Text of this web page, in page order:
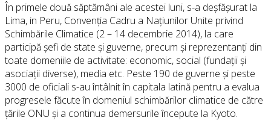
În primele două săptămâni ale acestei luni, s-a deșfășurat la
Lima, in Peru, Convenția Cadru a Națiunilor Unite privind
Schimbările Climatice (2 – 14 decembrie 2014), la care
participă șefi de state și guverne, precum și reprezentanți din
toate domeniile de activitate: economic, social (fundații și
asociații diverse), media etc. Peste 190 de guverne și peste
3000 de oficiali s-au întâlnit în capitala latină pentru a evalua
progresele făcute în domeniul schimbărilor climatice de către
țările ONU și a continua demersurile începute la Kyoto.